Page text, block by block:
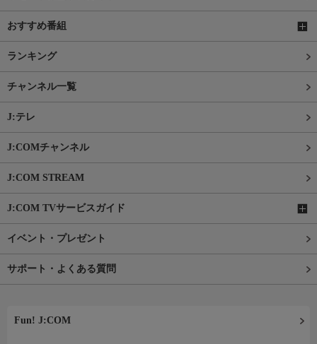
おすすめ番組
ランキング
チャンネル一覧
J:テレ
J:COMチャンネル
J:COM STREAM
J:COM TVサービスガイド
イベント・プレゼント
サポート・よくある質問
Fun! J:COM